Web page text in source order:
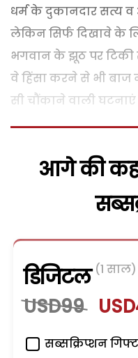
धर्म के दुकानदार सत्य व
लेकिन सिर्फ दिखावे के
भगवान के झूठ पर टिकी
वे हिंसा करने से भी
सी चौंकाने वाली घटनाएं
आगे की
डिजिटल (1 साल)
USD99
सब्सक्रिप्शन